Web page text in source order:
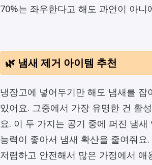
70%는 좌우한다고 해도 과언이 아니
🌿 냄새 제거 아이템 추천
냉장고에 넣어두기만 해도 냄새를 잡
있어요. 그중에서 가장 유명한 건 활
요. 이 두 가지는 공기 중에 퍼진 냄새
능력이 좋아서 냄새 확산을 줄여줘요
저렴하고 안전해서 많은 가정에서 애